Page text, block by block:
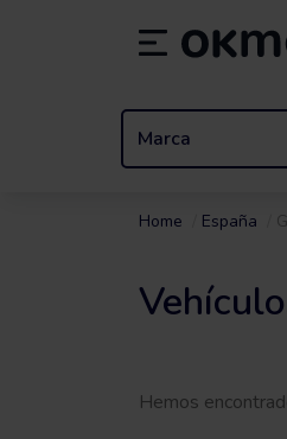
Marca
Español (ES)
Home España
Hemos